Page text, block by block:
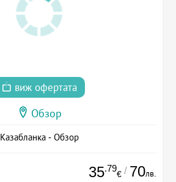
виж офертата
Обзор
Казабланка - Обзор
35.79
€ / 70лв.